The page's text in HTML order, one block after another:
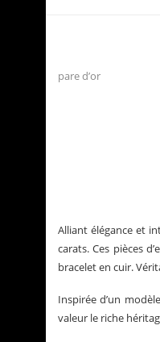
pare d’or
Alliant élégance et
carats. Ces pièces
bracelet en cuir.
Inspirée d’un
valeur le riche